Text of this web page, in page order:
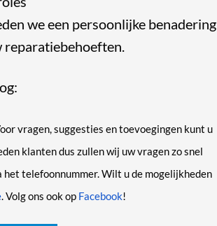
we een persoonlijke benadering
reparatiebehoeften.
vragen, suggesties en toevoegingen kunt u
klanten dus zullen wij uw vragen zo snel
telefoonnummer. Wilt u de mogelijkheden
. Volg ons ook op Facebook!